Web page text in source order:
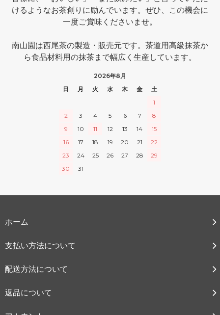
けるようなお茶創りに励んでいます。ぜひ、この機会に
一度ご賞味くださいませ。
南山園は西尾茶の製造・販売元です。茶道用高級抹茶か
ら食品材料用の抹茶まで幅広く生産しています。
2026年8月
日
月 火 水 木 金
土
1
2
3 4 5 6 7
8
9
10 11 12 13 14
15
16
17 18 19 20 21
22
23
24 25 26 27 28
29
30
31
ホーム
支払い方法について
配送方法について
返品について